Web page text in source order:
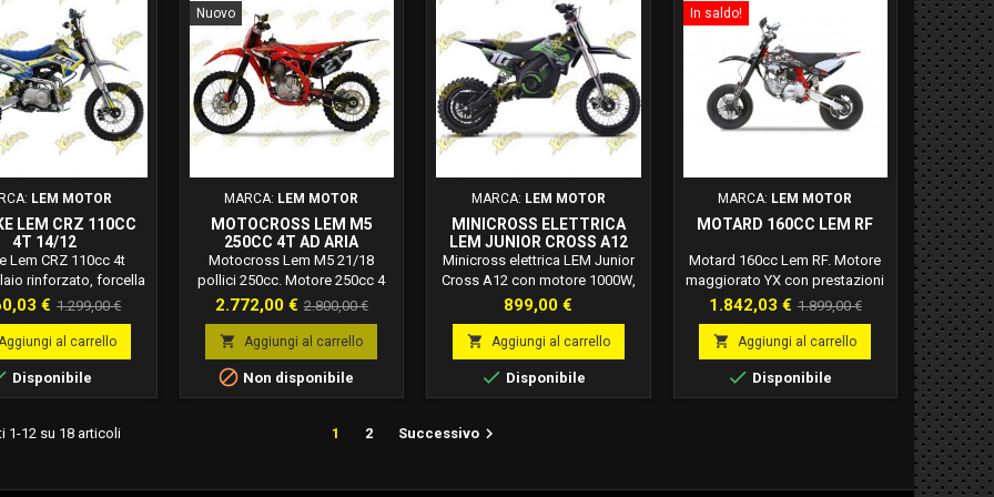
AVVIAMENTO
ELETTRICO....
Tipo di cambio manuale a 5
rapporti...
LEM MOTOR
LEM CRZ 110CC
4T 14/12
Lem CRZ 110cc 4t
rinforzato, forcella
kick start e
YX automatico con
elettrica. Questo
non è omologato alla
stradale, ma va
su spazi
Permettere a dei
€ Prezzo
base
1.299,00 €
Aggiungi al carrello
Disponibile
Nuovo
MARCA: LEM MOTOR
MOTOCROSS LEM M5
250CC 4T AD ARIA
Motocross Lem M5 21/18
pollici 250cc. Motore 250cc 4
tempi monocilindrico Air
Cooled. Capacità serbatoio
6,5lt carburante benzina verde.
Accensione CDI. Avviamento a
pedale + accensione elettrica
Tipo di cambio manuale a 5
resistenza con pad racing
Prezzo
2.772,00 € Prezzo
base
2.800,00 €
 Aggiungi al carrello
 Non disponibile
MARCA: LEM MOTOR
MINICROSS ELETTRICA
LEM JUNIOR CROSS A12
Minicross elettrica LEM Junior
Cross A12 con motore 1000W,
batteria 36V e velocità fino a 40
km/h. Ideale per bambini.
Prezzo
899,00 €
 Aggiungi al carrello
 Disponibile
In saldo!
MARCA: LEM MOTOR
MOTARD 160CC LEM RF
Motard 160cc Lem RF. Motore
maggiorato YX con prestazioni
eccezionali. Cura maniacale
verso tecnica e design.
Versione maggiorata con ruota
12/12
Prezzo
1.842,03 € Prezzo
base
1.899,00 €
 Aggiungi al carrello
 Disponibile
1-12 su 18 articoli 1 2 Successivo